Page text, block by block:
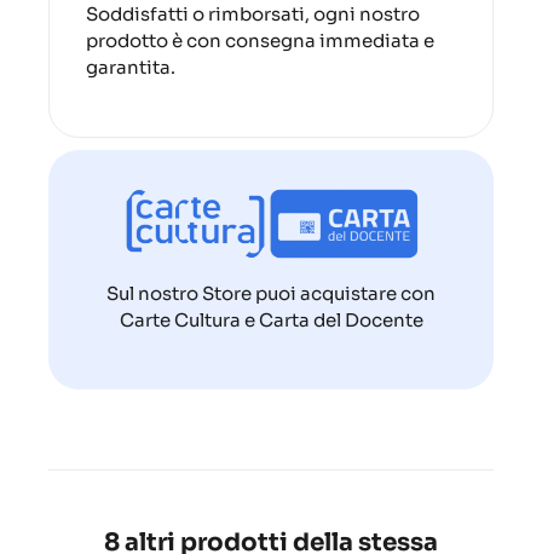
Soddisfatti o rimborsati, ogni nostro
prodotto è con consegna immediata e
garantita.
Sul nostro Store puoi acquistare con
Carte Cultura e Carta del Docente
8 altri prodotti della stessa